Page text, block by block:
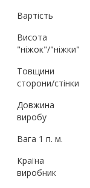
Вартість
Висота
"ніжок"/"ніжки"
Товщини
сторони/стінки
Довжина
виробу
Вага 1 п. м.
Країна
виробник